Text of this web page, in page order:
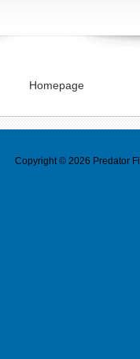
Homepage
Copyright © 2026 Predator